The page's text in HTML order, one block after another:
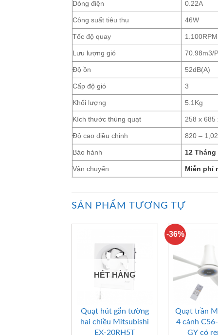
Dòng điện 0.22A
Công suất tiêu thụ 46W
Tốc độ quay 1.100RPM
Lưu lượng gió 70.98m3/
Độ ồn 52dB(A)
Cấp độ gió 3
Khối lượng 5.1Kg
Kích thước thùng quạt 258 x 685
Độ cao điều chỉnh 820 –
Bảo hành 12
Vận chuyển Miễn phí
SẢN PHẨM TƯƠNG TỰ
HẾT HÀNG
Quạt hút gắn tường
hai chiều Mitsubishi
EX-20RH5T
-36%
Quạt trần
4 cánh
GY có